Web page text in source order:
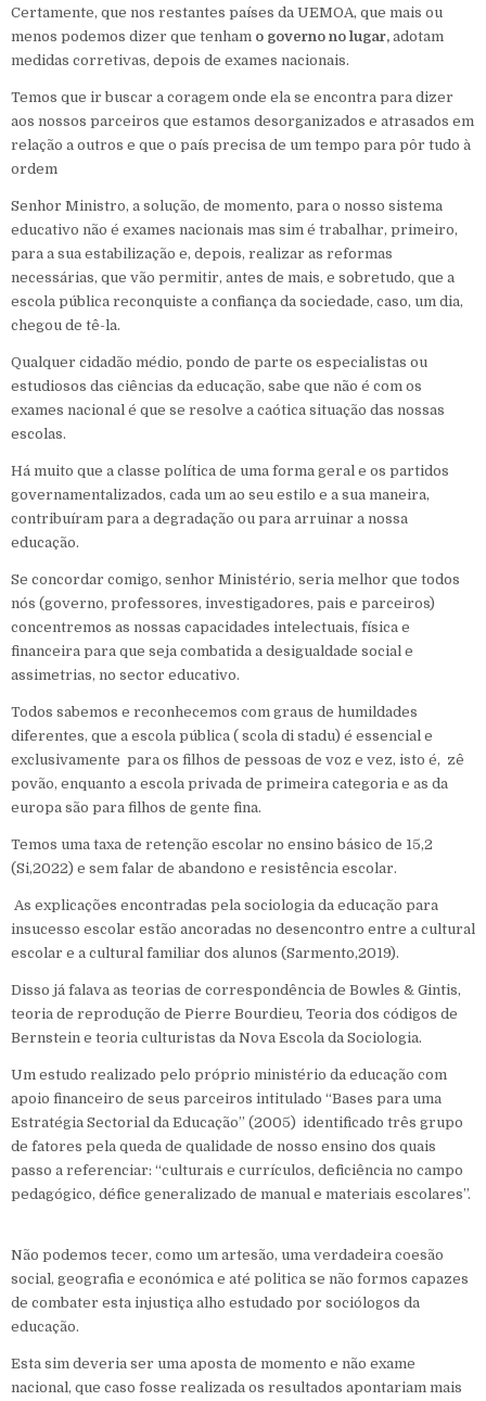
Certamente, que nos restantes países da UEMOA, que mais ou
menos podemos dizer que tenham o governo no lugar, adotam
medidas corretivas, depois de exames nacionais.
Temos que ir buscar a coragem onde ela se encontra para dizer
aos nossos parceiros que estamos desorganizados e atrasados em
relação a outros e que o país precisa de um tempo para pôr tudo à
ordem
Senhor Ministro, a solução, de momento, para o nosso sistema
educativo não é exames nacionais mas sim é trabalhar, primeiro,
para a sua estabilização e, depois, realizar as reformas
necessárias, que vão permitir, antes de mais, e sobretudo, que a
escola pública reconquiste a confiança da sociedade, caso, um dia,
chegou de tê-la.
Qualquer cidadão médio, pondo de parte os especialistas ou
estudiosos das ciências da educação, sabe que não é com os
exames nacional é que se resolve a caótica situação das nossas
escolas.
Há muito que a classe política de uma forma geral e os partidos
governamentalizados, cada um ao seu estilo e a sua maneira,
contribuíram para a degradação ou para arruinar a nossa
educação.
Se concordar comigo, senhor Ministério, seria melhor que todos
nós (governo, professores, investigadores, pais e parceiros)
concentremos as nossas capacidades intelectuais, física e
financeira para que seja combatida a desigualdade social e
assimetrias, no sector educativo.
Todos sabemos e reconhecemos com graus de humildades
diferentes, que a escola pública ( scola di stadu) é essencial e
exclusivamente para os filhos de pessoas de voz e vez, isto é, zê
povão, enquanto a escola privada de primeira categoria e as da
europa são para filhos de gente fina.
Temos uma taxa de retenção escolar no ensino básico de 15,2
(Si,2022) e sem falar de abandono e resistência escolar.
As explicações encontradas pela sociologia da educação para
insucesso escolar estão ancoradas no desencontro entre a cultural
escolar e a cultural familiar dos alunos (Sarmento,2019).
Disso já falava as teorias de correspondência de Bowles & Gintis,
teoria de reprodução de Pierre Bourdieu, Teoria dos códigos de
Bernstein e teoria culturistas da Nova Escola da Sociologia.
Um estudo realizado pelo próprio ministério da educação com
apoio financeiro de seus parceiros intitulado “Bases para uma
Estratégia Sectorial da Educação” (2005) identificado três grupo
de fatores pela queda de qualidade de nosso ensino dos quais
passo a referenciar: “culturais e currículos, deficiência no campo
pedagógico, défice generalizado de manual e materiais escolares”.
Não podemos tecer, como um artesão, uma verdadeira coesão
social, geografia e económica e até politica se não formos capazes
de combater esta injustiça alho estudado por sociólogos da
educação.
Esta sim deveria ser uma aposta de momento e não exame
nacional, que caso fosse realizada os resultados apontariam mais